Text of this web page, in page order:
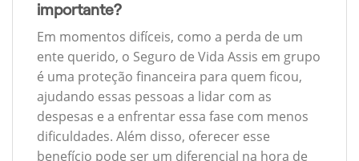
importante?
Em momentos difíceis, como a perda de um
ente querido, o Seguro de Vida Assis em grupo
é uma proteção financeira para quem ficou,
ajudando essas pessoas a lidar com as
despesas e a enfrentar essa fase com menos
dificuldades. Além disso, oferecer esse
benefício pode ser um diferencial na hora de